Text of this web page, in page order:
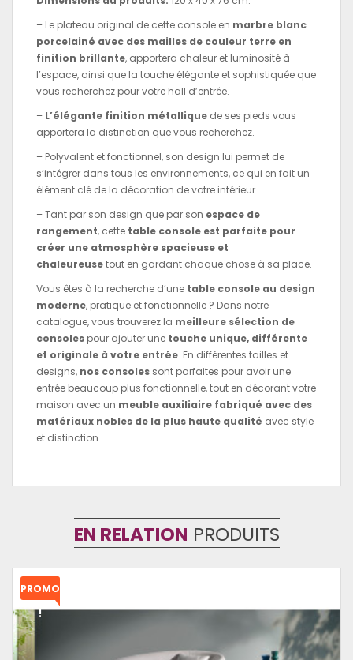
– Le plateau original de cette console en marbre blanc
porcelainé avec des mailles de couleur terre en
finition brillante, apportera chaleur et luminosité à
l’espace, ainsi que la touche élégante et sophistiquée que
vous recherchez pour votre hall d’entrée.
– L’élégante finition métallique de ses pieds vous
apportera la distinction que vous recherchez.
– Polyvalent et fonctionnel, son design lui permet de
s’intégrer dans tous les environnements, ce qui en fait un
élément clé de la décoration de votre intérieur.
– Tant par son design que par son espace de
rangement, cette table console est parfaite pour
créer une atmosphère spacieuse et
chaleureusetout en gardant chaque chose à sa place.
Vous êtes à la recherche d’une table console au design
moderne, pratique et fonctionnelle ? Dans notre
catalogue, vous trouverez la meilleure sélection de
consoles pour ajouter une touche unique, différente
et originale à votre entrée. En différentes tailles et
designs, nos consoles sont parfaites pour avoir une
entrée beaucoup plus fonctionnelle, tout en décorant votre
maison avec un meuble auxiliaire fabriqué avec des
matériaux nobles de la plus haute qualité avec style
et distinction.
EN RELATION PRODUITS
PROMO
!